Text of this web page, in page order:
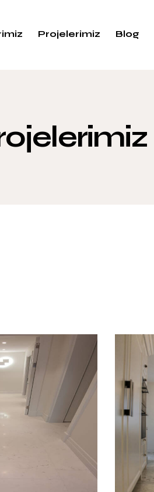
Projelerimiz Blog
Villa